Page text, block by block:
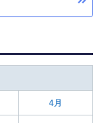
4月